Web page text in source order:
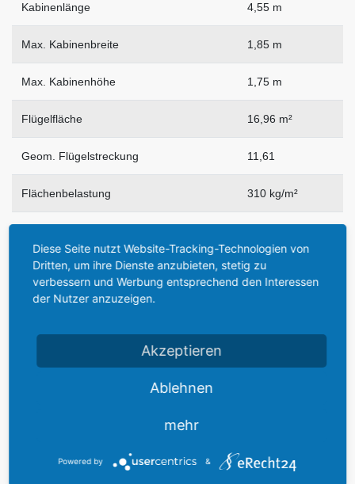
Kabinenlänge 4,55 m
Max. Kabinenbreite 1,85 m
Max. Kabinenhöhe 1,75 m
Flügelfläche 16,96 m²
Geom. Flügelstreckung 11,61
Flächenbelastung 310 kg/m²
Max. Startgewicht 5.466 kg
Max. Landegewicht
Höchstgeschwindigkeit 737 km/h
Diese Seite nutzt Website-Tracking-Technologien von
Dritten, um ihre Dienste anzubieten, stetig zu
verbessern und Werbung entsprechend den Interessen
der Nutzer anzuzeigen.
Akzeptieren
Ablehnen
mehr
Powered by &